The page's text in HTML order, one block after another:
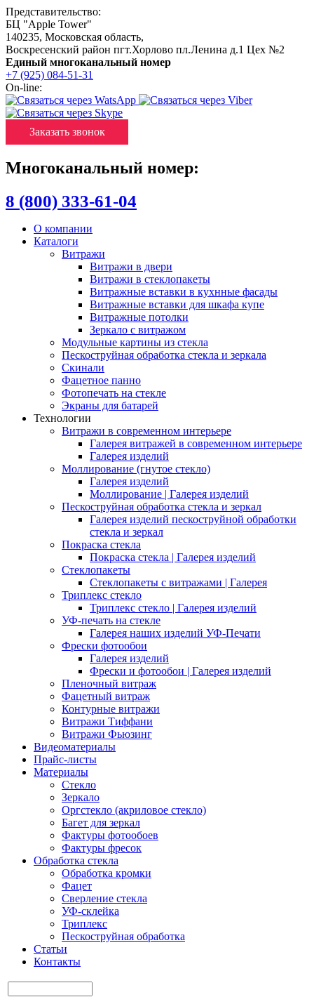
Представительство:
БЦ "Apple Tower"
140235, Московская область,
Воскресенский район пгт.Хорлово пл.Ленина д.1 Цех №2
Единый многоканальный номер
+7 (925) 084-51-31
On-line:
Заказать звонок
Многоканальный номер:
8 (800) 333-61-04
О компании
Каталоги
Витражи
Витражи в двери
Витражи в стеклопакеты
Витражные вставки в кухнные фасады
Витражные вставки для шкафа купе
Витражные потолки
Зеркало с витражом
Модульные картины из стекла
Пескоструйная обработка стекла и зеркала
Скинали
Фацетное панно
Фотопечать на стекле
Экраны для батарей
Технологии
Витражи в современном интерьере
Галерея витражей в современном интерьере
Галерея изделий
Моллирование (гнутое стекло)
Галерея изделий
Моллирование | Галерея изделий
Пескоструйная обработка стекла и зеркал
Галерея изделий пескоструйной обработки
стекла и зеркал
Покраска стекла
Покраска стекла | Галерея изделий
Стеклопакеты
Стеклопакеты с витражами | Галерея
Триплекс стекло
Триплекс стекло | Галерея изделий
УФ-печать на стекле
Галерея наших изделий УФ-Печати
Фрески фотообои
Галерея изделий
Фрески и фотообои | Галерея изделий
Пленочный витраж
Фацетный витраж
Контурные витражи
Витражи Тиффани
Витражи Фьюзинг
Видеоматериалы
Прайс-листы
Материалы
Стекло
Зеркало
Оргстекло (акриловое стекло)
Багет для зеркал
Фактуры фотообоев
Фактуры фресок
Обработка стекла
Обработка кромки
Фацет
Сверление стекла
УФ-склейка
Триплекс
Пескоструйная обработка
Статьи
Контакты